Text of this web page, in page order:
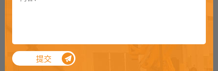
提袋封口机总是掉袋怎么处理
2024-11-05
内抽真空机对于袋子尺寸的要求
提交